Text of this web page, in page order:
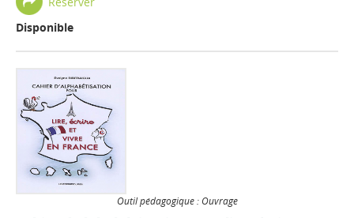
Disponible
Outil pédagogique : Ouvrage